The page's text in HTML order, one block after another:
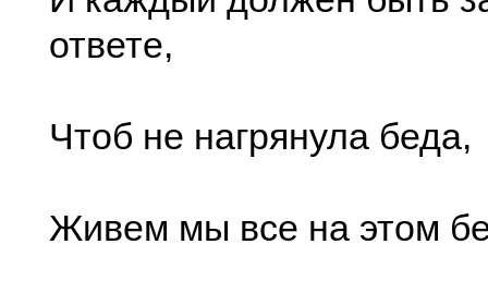
ответе,
Чтоб не нагрянула беда,
Живем мы все на этом